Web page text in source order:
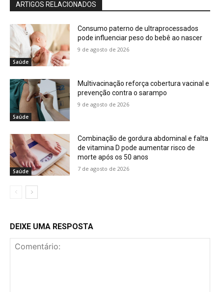
ARTIGOS RELACIONADOS
Saúde
Consumo paterno de ultraprocessados
pode influenciar peso do bebê ao nascer
9 de agosto de 2026
Saúde
Multivacinação reforça cobertura vacinal e
prevenção contra o sarampo
9 de agosto de 2026
Saúde
Combinação de gordura abdominal e falta
de vitamina D pode aumentar risco de
morte após os 50 anos
7 de agosto de 2026
DEIXE UMA RESPOSTA